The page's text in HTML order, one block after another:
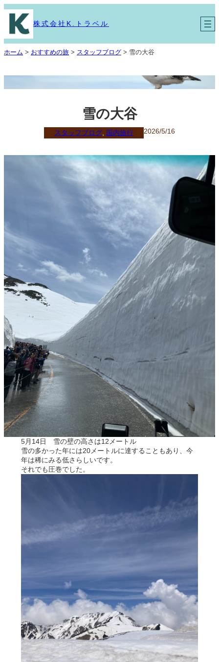
内
ス
キ
ッ
株式会社K.トラベル
ホーム > おすすめの旅 > スタッフブログ > 雪の大谷
雪の大谷
スタッフブログ 国内旅行 2026/5/16
5月14日 雪の壁の高さは12メートル
雪の多かった年には20メートルに達することもあり、今
年は稀にみる低さらしいです。
それでも圧巻でした。